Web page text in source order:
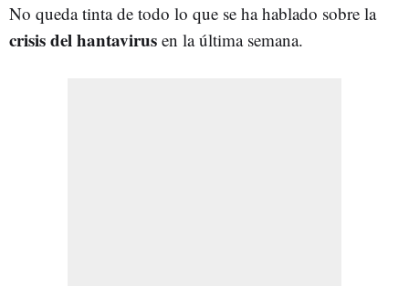
No queda tinta de todo lo que se ha hablado sobre la
crisis del hantavirus en la última semana.